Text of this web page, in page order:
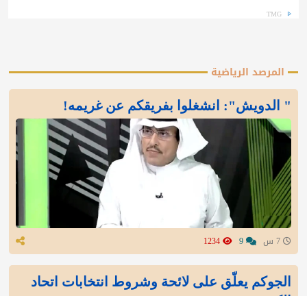
TMG
المرصد الرياضية
" الدويش": انشغلوا بفريقكم عن غريمه!
الجوكم يعلّق على لائحة وشروط انتخابات اتحاد